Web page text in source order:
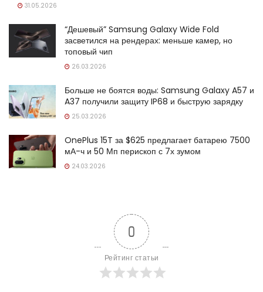
31.05.2026
“Дешевый” Samsung Galaxy Wide Fold
засветился на рендерах: меньше камер, но
топовый чип
26.03.2026
Больше не боятся воды: Samsung Galaxy A57 и
A37 получили защиту IP68 и быструю зарядку
25.03.2026
OnePlus 15T за $625 предлагает батарею 7500
мА-ч и 50 Мп перископ с 7х зумом
24.03.2026
0
Рейтинг статьи